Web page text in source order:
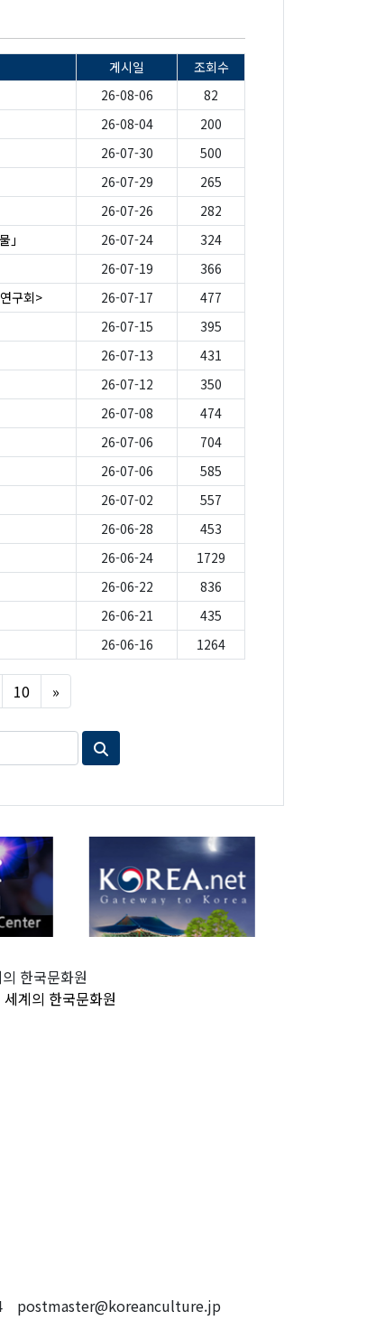
게시일
조회수
26-08-06
82
26-08-04
200
26-07-30
500
26-07-29
265
26-07-26
282
」 26-07-24
324
26-07-19
366
구회> 26-07-17
477
26-07-15
395
26-07-13
431
26-07-12
350
26-07-08
474
26-07-06
704
26-07-06
585
26-07-02
557
26-06-28
453
26-06-24
1729
26-06-22
836
26-06-21
435
26-06-16 1264
10 »
한국문화원
세계의 한국문화원
postmaster@koreanculture.jp